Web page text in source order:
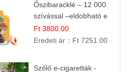
Őszibaracklé – 12 000
szívással –eldobható e
cigi
Ft 3800.00
Eredeti ár： Ft 7251.00
Szőlő e-cigaretták -